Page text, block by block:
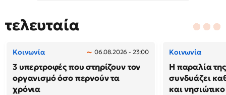
τελευταία
Κοινωνία 06.08.2026 - 23:00
3 υπερτροφές που στηρίζουν τον
οργανισμό όσο περνούν τα
χρόνια
Κοινωνία
Η παραλία
συνδυάζει
και